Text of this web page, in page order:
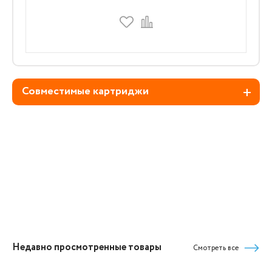
Совместимые картриджи
Недавно просмотренные товары Смотреть все